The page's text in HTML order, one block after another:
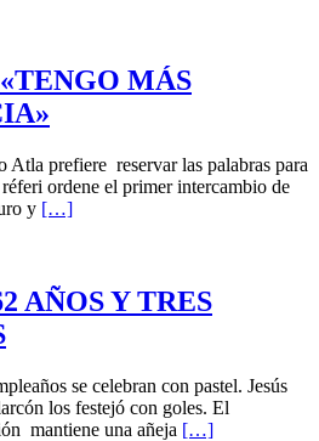
MÁS
prefiere reservar las palabras para
ordene el primer intercambio de
y […]
AÑOS Y TRES
se celebran con pastel. Jesús
los festejó con goles. El
mantiene una añeja […]